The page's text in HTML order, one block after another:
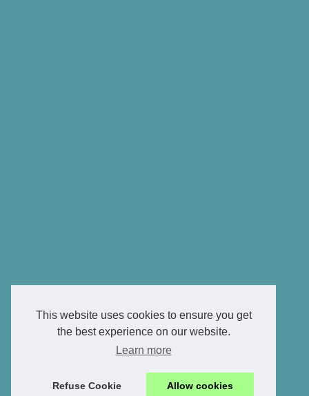
This website uses cookies to ensure you get
the best experience on our website.
Learn more
Refuse Cookie Allow cookies